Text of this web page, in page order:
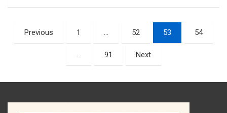
Paginação
de
Previous 1 … 52 53 54
… 91 Next